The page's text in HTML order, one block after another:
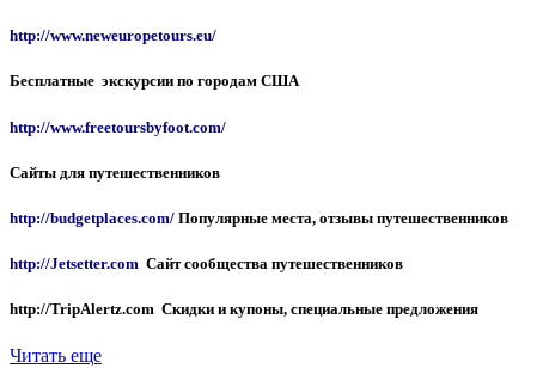
http://www.neweuropetours.eu/
Бесплатные экскурсии по городам США
http://www.freetoursbyfoot.com/
Сайты для путешественников
http://budgetplaces.com/ Популярные места, отзывы путешественников
http://Jetsetter.com Сайт сообщества путешественников
http://TripAlertz.com Скидки и купоны, специальные предложения
Читать еще